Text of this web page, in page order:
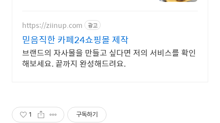
https://ziinup.com 광고
믿음직한 카페24쇼핑몰 제작
브랜드의 자사몰을 만들고 싶다면 저의 서비스를 확인
해보세요. 끝까지 완성해드려요.
1 구독하기